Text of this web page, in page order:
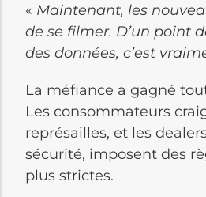
« Maintenant, les
de se filmer. D’un point
des données, c’est
La méfiance a gagné
Les consommateurs
représailles, et les
sécurité, imposent des
plus strictes.